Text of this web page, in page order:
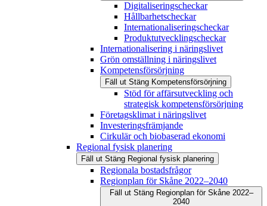
Digitaliseringscheckar
Hållbarhetscheckar
Internationaliseringscheckar
Produktutvecklingscheckar
Internationalisering i näringslivet
Grön omställning i näringslivet
Kompetensförsörjning
Fäll ut Stäng Kompetensförsörjning
Stöd för affärsutveckling och
strategisk kompetensförsörjning
Företagsklimat i näringslivet
Investeringsfrämjande
Cirkulär och biobaserad ekonomi
Regional fysisk planering
Fäll ut Stäng Regional fysisk planering
Regionala bostadsfrågor
Regionplan för Skåne 2022–2040
Fäll ut Stäng Regionplan för Skåne 2022–
2040